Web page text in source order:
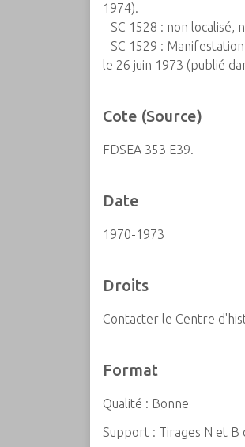
1974).
- SC 1528 : non localisé,
- SC 1529 :
le 26 juin 1973 (publié
Cote (Source)
FDSEA 353 E39.
Date
1970-1973
Droits
Contacter le Centre
Format
Qualité : Bonne
Support : Tirages N et B